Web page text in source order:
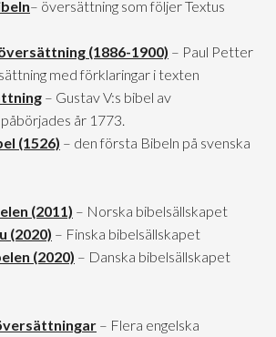
– översättning som följer Textus
(1886-1900) – Paul Petter
med förklaringar i texten
– Gustav V:s bibel av
år 1773.
(1526) – den första Bibeln på svenska
(2011) – Norska bibelsällskapet
(2020) – Finska bibelsällskapet
(2020) – Danska bibelsällskapet
– Flera engelska